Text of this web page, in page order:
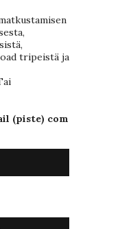
tripeistä ja
(piste) com